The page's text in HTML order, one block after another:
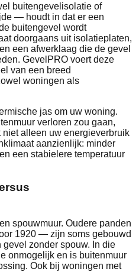
buitengevelisolatie of
— houdt in dat er een
buitengevel wordt
doorgaans uit isolatieplaten,
een afwerklaag die de gevel
GevelPRO voert deze
van een breed
woningen als
jas om uw woning.
verloren zou gaan,
alleen uw energieverbruik
aanzienlijk: minder
een stabielere temperatuur
spouwmuur. Oudere panden
1920 — zijn soms gebouwd
zonder spouw. In die
onmogelijk en is buitenmuur
Ook bij woningen met